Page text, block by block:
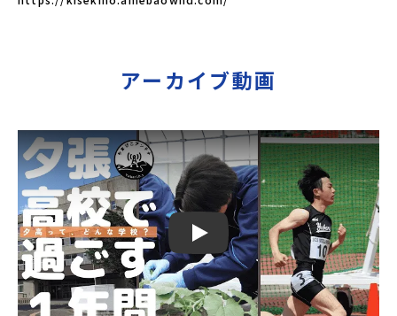
アーカイブ動画
Play